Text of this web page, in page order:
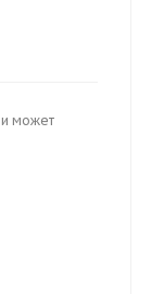
и может